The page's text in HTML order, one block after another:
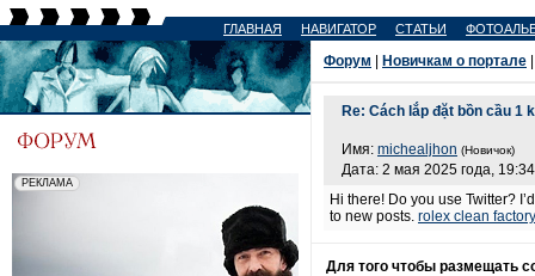
ГЛАВНАЯ НАВИГАТОР СТАТЬИ
Форум Новичкам о портале
Re: Cách lắp đặt bồn cầu 1
Имя: michealjhon (Новичок)
Дата: 2 мая 2025 года, 19:34
Hi there! Do you use Twitter?
to new posts. rolex clean factory
Для того чтобы размещать